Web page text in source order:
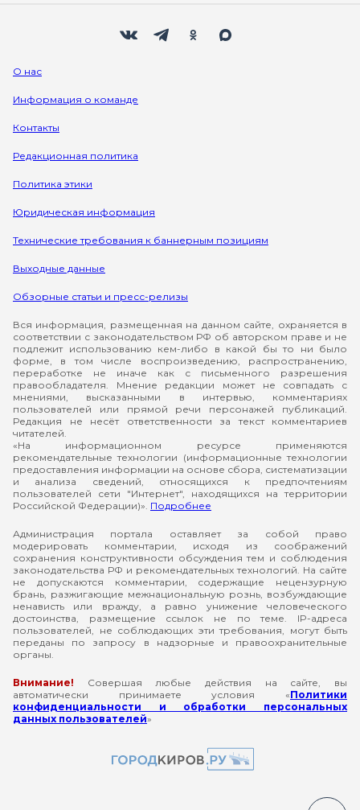
О нас
Информация о команде
Контакты
Редакционная политика
Политика этики
Юридическая информация
Технические требования к баннерным позициям
Выходные данные
Обзорные статьи и пресс-релизы
Вся информация, размещенная на данном сайте, охраняется в
соответствии с законодательством РФ об авторском праве и не
подлежит использованию кем-либо в какой бы то ни было
форме, в том числе воспроизведению, распространению,
переработке не иначе как с письменного разрешения
правообладателя. Мнение редакции может не совпадать с
мнениями, высказанными в интервью, комментариях
пользователей или прямой речи персонажей публикаций.
Редакция не несёт ответственности за текст комментариев
читателей.
«На информационном ресурсе применяются
рекомендательные технологии (информационные технологии
предоставления информации на основе сбора, систематизации
и анализа сведений, относящихся к предпочтениям
пользователей сети "Интернет", находящихся на территории
Российской Федерации)». Подробнее
Администрация портала оставляет за собой право
модерировать комментарии, исходя из соображений
сохранения конструктивности обсуждения тем и соблюдения
законодательства РФ и рекомендательных технологий. На сайте
не допускаются комментарии, содержащие нецензурную
брань, разжигающие межнациональную рознь, возбуждающие
ненависть или вражду, а равно унижение человеческого
достоинства, размещение ссылок не по теме. IP-адреса
пользователей, не соблюдающих эти требования, могут быть
переданы по запросу в надзорные и правоохранительные
органы.
Внимание! Совершая любые действия на сайте, вы
автоматически принимаете условия «Политики
конфиденциальности и обработки персональных
данных пользователей»